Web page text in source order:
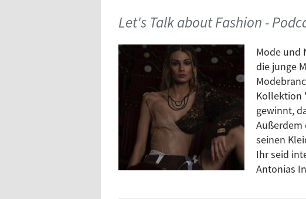
Let's Talk about Fashion -
Mode und
die junge
Kollektion
gewinnt,
Außerdem
seinen
Ihr seid
Antonias